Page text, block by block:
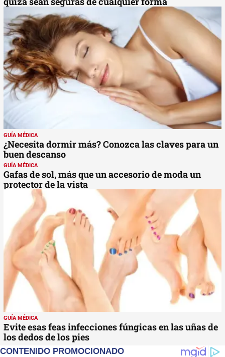
GUÍA MÉDICA
¿Necesita dormir más? Conozca las claves para un
buen descanso
GUÍA MÉDICA
Gafas de sol, más que un accesorio de moda un
protector de la vista
GUÍA MÉDICA
Evite esas feas infecciones fúngicas en las uñas de
los dedos de los pies
CONTENIDO PROMOCIONADO